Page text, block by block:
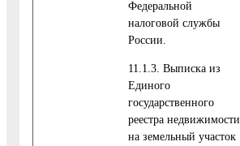
Федеральной
налоговой службы
России.
11.1.3. Выписка из
Единого
государственного
реестра недвижимости
на земельный участок